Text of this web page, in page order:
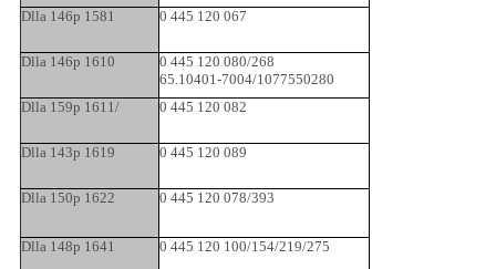
Dlla 146p 1581 0 445 120 067
Dlla 146p 1610
0 445 120 080/268
65.10401-7004/1077550280
Dlla 159p 1611/
0 445 120 082
Dlla 143p 1619 0 445 120 089
Dlla 150p 1622 0 445 120 078/393
Dlla 148p 1641 0 445 120 100/154/219/275